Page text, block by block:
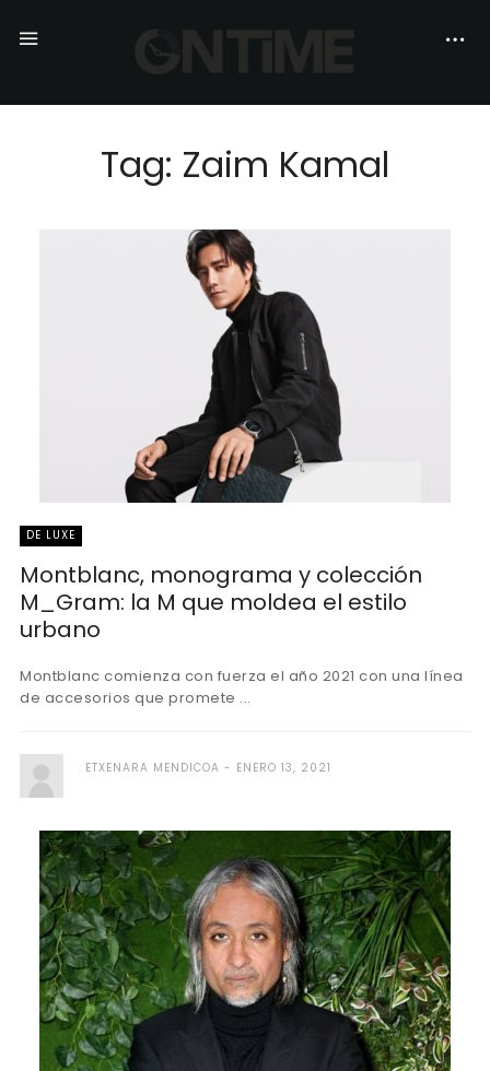
Tag: Zaim Kamal
DE LUXE
Montblanc, monograma y colección
M_Gram: la M que moldea el estilo
urbano
Montblanc comienza con fuerza el año 2021 con una línea
de accesorios que promete ...
ETXENARA MENDICOA ENERO 13, 2021